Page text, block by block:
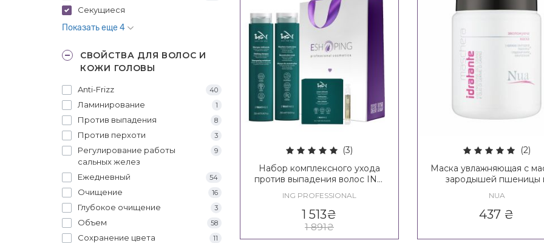
Секущиеся
Показать еще 4
СВОЙСТВА ДЛЯ ВОЛОС И
КОЖИ ГОЛОВЫ
Anti-Frizz 40
Ламинирование 1
Против выпадения 8
Против перхоти 3
Регулирование работы
сальных желез
9
Ежедневный 54
Очищение 16
Глубокое очищение 3
Объем 58
Сохранение цвета 11
(3)
Набор комплексного ухода
против выпадения волос ING
ING PROFESSIONAL
1 513₴
1 891₴
(2)
Маска увлажняющая с
зародышей пшеницы
Idratante Maschera
NUA
437 ₴